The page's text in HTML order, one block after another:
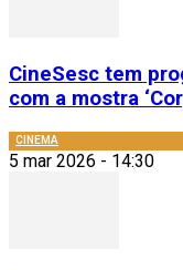
CineSesc tem
com a mostra
CINEMA
5 mar 2026 - 14:30